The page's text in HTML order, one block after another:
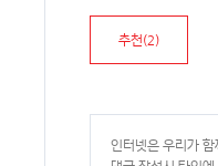
추천(2)